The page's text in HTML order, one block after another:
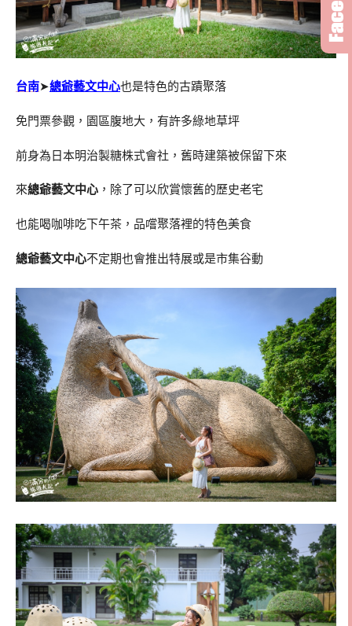
台南➤總爺藝文中心也是特色的古蹟聚落
免門票參觀，園區腹地大，有許多綠地草坪
前身為日本明治製糖株式會社，舊時建築被保留下來
來總爺藝文中心 ，除了可以欣賞懷舊的歷史老宅
也能喝咖啡吃下午茶，品嚐聚落裡的特色美食
總爺藝文中心不定期也會推出特展或是市集谷動